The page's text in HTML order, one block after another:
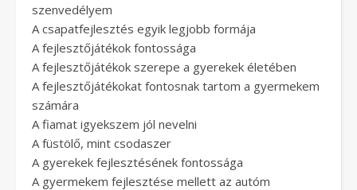
szenvedélyem
A csapatfejlesztés egyik legjobb formája
A fejlesztőjátékok fontossága
A fejlesztőjátékok szerepe a gyerekek életében
A fejlesztőjátékokat fontosnak tartom a gyermekem
számára
A fiamat igyekszem jól nevelni
A füstölő, mint csodaszer
A gyerekek fejlesztésének fontossága
A gyermekem fejlesztése mellett az autóm